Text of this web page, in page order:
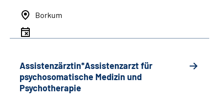
Borkum
Assistenzärztin*Assistenzarzt für
psychosomatische Medizin und
Psychotherapie